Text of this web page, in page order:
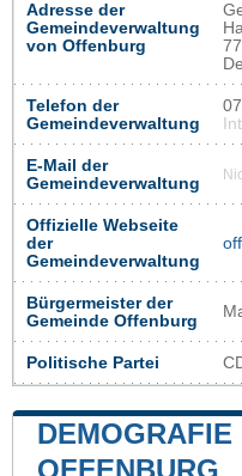
Adresse der
Gemeindeverwaltung
von Offenburg
Telefon der
Gemeindeverwaltung
E-Mail der
Gemeindeverwaltung
Offizielle Webseite
der
Gemeindeverwaltung
Bürgermeister der
Gemeinde Offenburg
Politische Partei
DEMOGRAFIE
OFFENBURG